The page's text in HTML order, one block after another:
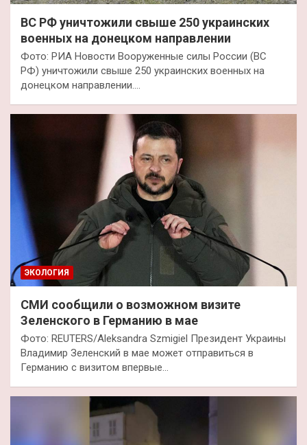
ВС РФ уничтожили свыше 250 украинских
военных на донецком направлении
Фото: РИА Новости Вооруженные силы России (ВС
РФ) уничтожили свыше 250 украинских военных на
донецком направлении.…
ЭКОЛОГИЯ
СМИ сообщили о возможном визите
Зеленского в Германию в мае
Фото: REUTERS/Aleksandra Szmigiel Президент Украины
Владимир Зеленский в мае может отправиться в
Германию с визитом впервые…